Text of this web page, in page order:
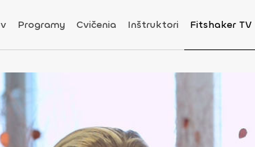
Programy Cvičenia Inštruktori Fitshaker TV